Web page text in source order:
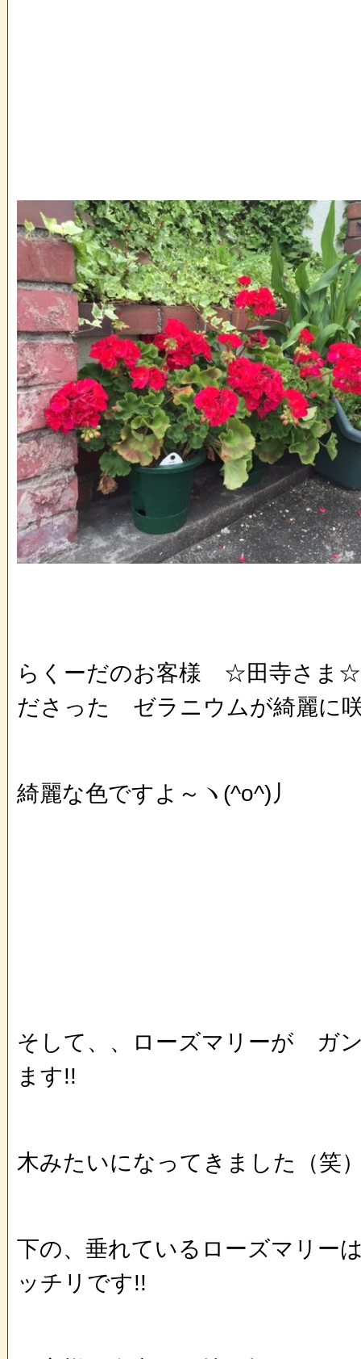
らくーだのお客様 ☆田寺さま
ださった ゼラニウムが綺麗に
綺麗な色ですよ～ヽ(^o^)丿
そして、、ローズマリーが ガ
ます!!
木みたいになってきました（笑
下の、垂れているローズマリー
ッチリです!!